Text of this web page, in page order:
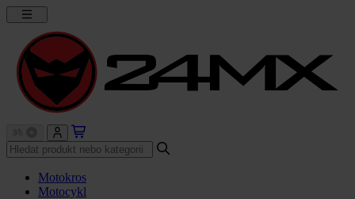
Motokros
Motocykl